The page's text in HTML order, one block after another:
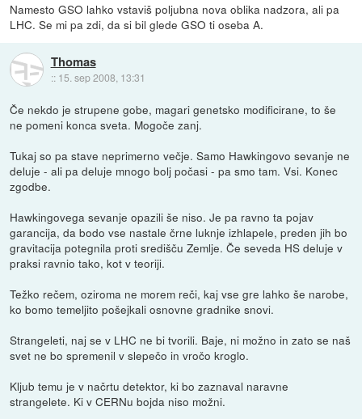
Namesto GSO lahko vstaviš poljubna nova oblika nadzora, ali pa
LHC. Se mi pa zdi, da si bil glede GSO ti oseba A.
Thomas
:: 15. sep 2008, 13:31
Če nekdo je strupene gobe, magari genetsko modificirane, to še
ne pomeni konca sveta. Mogoče zanj.
Tukaj so pa stave neprimerno večje. Samo Hawkingovo sevanje ne
deluje - ali pa deluje mnogo bolj počasi - pa smo tam. Vsi. Konec
zgodbe.
Hawkingovega sevanje opazili še niso. Je pa ravno ta pojav
garancija, da bodo vse nastale črne luknje izhlapele, preden jih bo
gravitacija potegnila proti središču Zemlje. Če seveda HS deluje v
praksi ravnio tako, kot v teoriji.
Težko rečem, oziroma ne morem reči, kaj vse gre lahko še narobe,
ko bomo temeljito pošejkali osnovne gradnike snovi.
Strangeleti, naj se v LHC ne bi tvorili. Baje, ni možno in zato se naš
svet ne bo spremenil v slepečo in vročo kroglo.
Kljub temu je v načrtu detektor, ki bo zaznaval naravne
strangelete. Ki v CERNu bojda niso možni.